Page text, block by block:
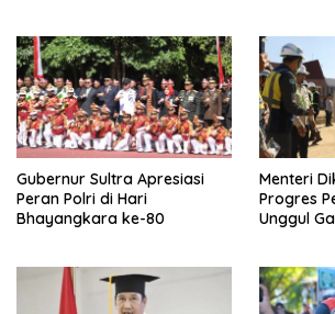
Hukum
Andri
Gubernur Sultra Apresiasi
Peran Polri di Hari
Bhayangkara ke-80
Menteri
Progres
Unggul